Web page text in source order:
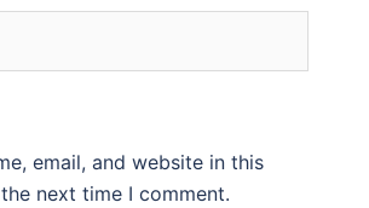
email, and website in this
next time I comment.